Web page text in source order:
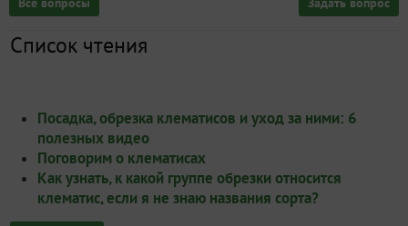
Список чтения
Посадка, обрезка клематисов и уход за ними: 6
полезных видео
Поговорим о клематисах
Как узнать, к какой группе обрезки относится
клематис, если я не знаю названия сорта?